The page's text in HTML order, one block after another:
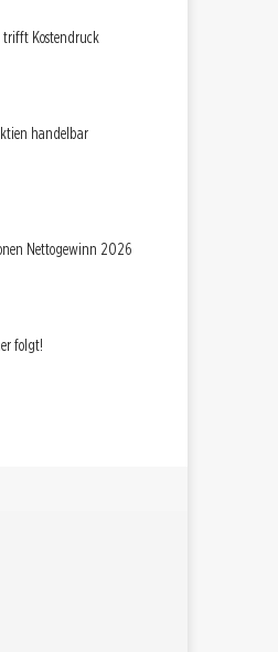
Kostendruck
handelbar
Nettogewinn 2026
folgt!